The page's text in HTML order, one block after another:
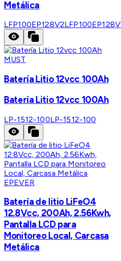
Metálica
LFP100EP128V2
MUST
Batería Litio 12vcc 100Ah
Batería Litio 12vcc 100Ah
LP-1512-100LP-1512-100
EPEVER
Batería de litio LiFeO4
12.8Vcc, 200Ah, 2.56Kwh,
Pantalla LCD para
Monitoreo Local, Carcasa
Metálica